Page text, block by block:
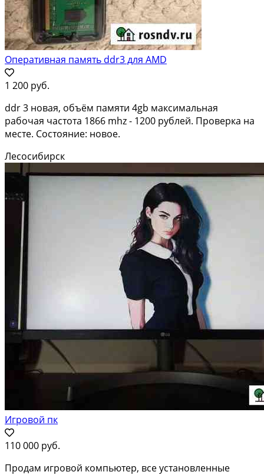
Оперативная память ddr3 для AMD
1 200 руб.
ddr 3 новая, объём памяти 4gb максимальная
рабочая частота 1866 mhz - 1200 рублей. Проверка на
месте. Состояние: новое.
Лесосибирск
Игровой пк
110 000 руб.
Продам игровой компьютер, все установленные